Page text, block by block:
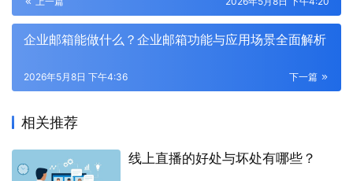
企业邮箱能做什么？企业邮箱功能与应用场景全面解析
下一篇
2026年5月8日 下午4:36
相关推荐
线上直播的好处与坏处有哪些？